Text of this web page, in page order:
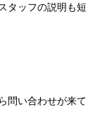
タッフの説明も短
問い合わせが来て